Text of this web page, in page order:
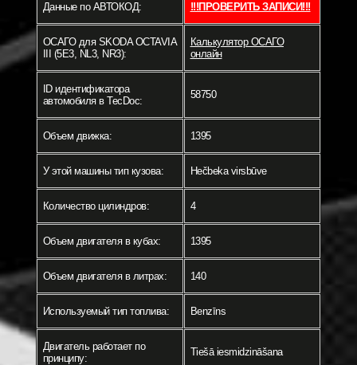
Данные по АВТОКОД: !!!ПРОВЕРИТЬ ЗАПИСИ!!!
ОСАГО для SKODA OCTAVIA
III (5E3, NL3, NR3):
Калькулятор ОСАГО
онлайн
ID идентификатора
автомобиля в TecDoc:
58750
Объем движка: 1395
У этой машины тип кузова: Hečbeka virsbūve
Количество цилиндров: 4
Объем двигателя в кубах: 1395
Объем двигателя в литрах: 140
Используемый тип топлива: Benzīns
Двигатель работает по
принципу:
Tiešā iesmidzināšana